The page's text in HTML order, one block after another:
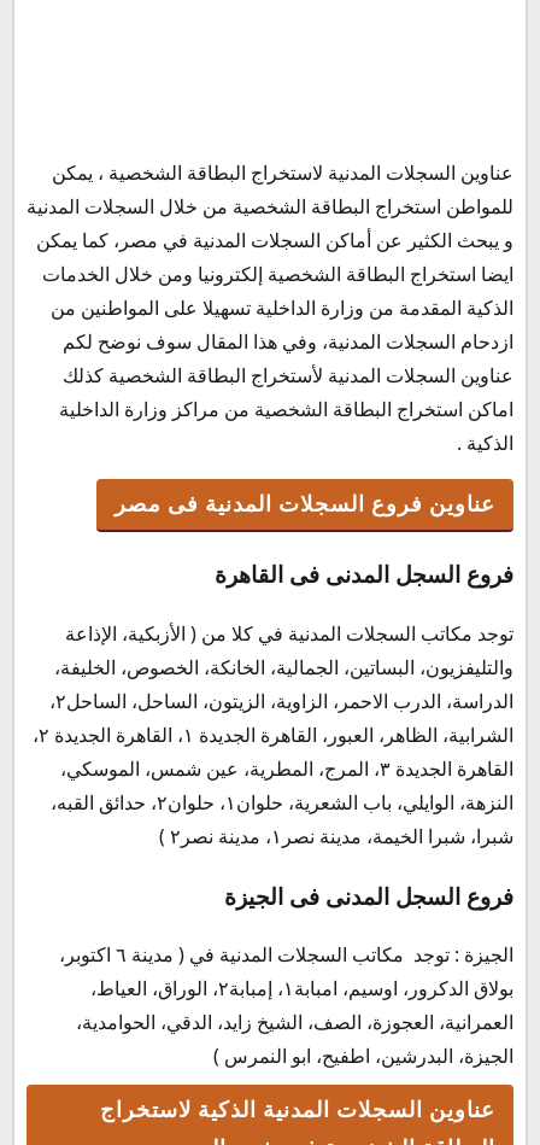
عناوين فروع السجلات المدنية فى مصر
فروع السجل المدنى فى القاهرة
فروع السجل المدنى فى الجيزة
عناوين السجلات المدنية الذكية لاستخراج البطاقة
الشخصية في نفس اليوم
مواعيد عمل السجل المدنى
مواعيد العمل :
عناوين السجلات المدنية لاستخراج البطاقة الشخصية ، يمكن
للمواطن استخراج البطاقة الشخصية من خلال السجلات المدنية
و يبحث الكثير عن أماكن السجلات المدنية في مصر، كما يمكن
ايضا استخراج البطاقة الشخصية إلكترونيا ومن خلال الخدمات
الذكية المقدمة من وزارة الداخلية تسهيلا على المواطنين من
ازدحام السجلات المدنية، وفي هذا المقال سوف نوضح لكم
عناوين السجلات المدنية لأستخراج البطاقة الشخصية كذلك
اماكن استخراج البطاقة الشخصية من مراكز وزارة الداخلية
الذكية .
عناوين فروع السجلات المدنية فى مصر
فروع السجل المدنى فى القاهرة
توجد مكاتب السجلات المدنية في كلا من ( الأزبكية، الإذاعة
والتليفزيون، البساتين، الجمالية، الخانكة، الخصوص، الخليفة،
الدراسة، الدرب الاحمر، الزاوية، الزيتون، الساحل، الساحل٢،
الشرابية، الظاهر، العبور، القاهرة الجديدة ١، القاهرة الجديدة ٢،
القاهرة الجديدة ٣، المرج، المطرية، عين شمس، الموسكي،
النزهة، الوايلي، باب الشعرية، حلوان١، حلوان٢، حدائق القبه،
شبرا، شبرا الخيمة، مدينة نصر١، مدينة نصر٢ )
فروع السجل المدنى فى الجيزة
الجيزة : توجد مكاتب السجلات المدنية في ( مدينة ٦ اكتوبر،
بولاق الدكرور، اوسيم، امبابة١، إمبابة٢، الوراق، العياط،
العمرانية، العجوزة، الصف، الشيخ زايد، الدقي، الحوامدية،
الجيزة، البدرشين، اطفيح، ابو النمرس )
عناوين السجلات المدنية الذكية لاستخراج